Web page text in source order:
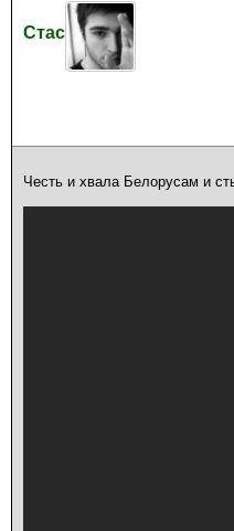
Стас
Честь и хвала Белорусам и